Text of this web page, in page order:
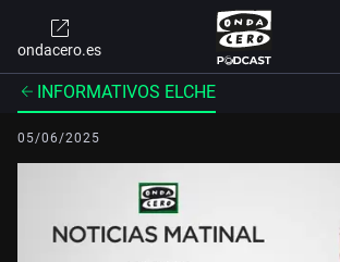
ondacero.es
INFORMATIVOS ELCHE
05/06/2025